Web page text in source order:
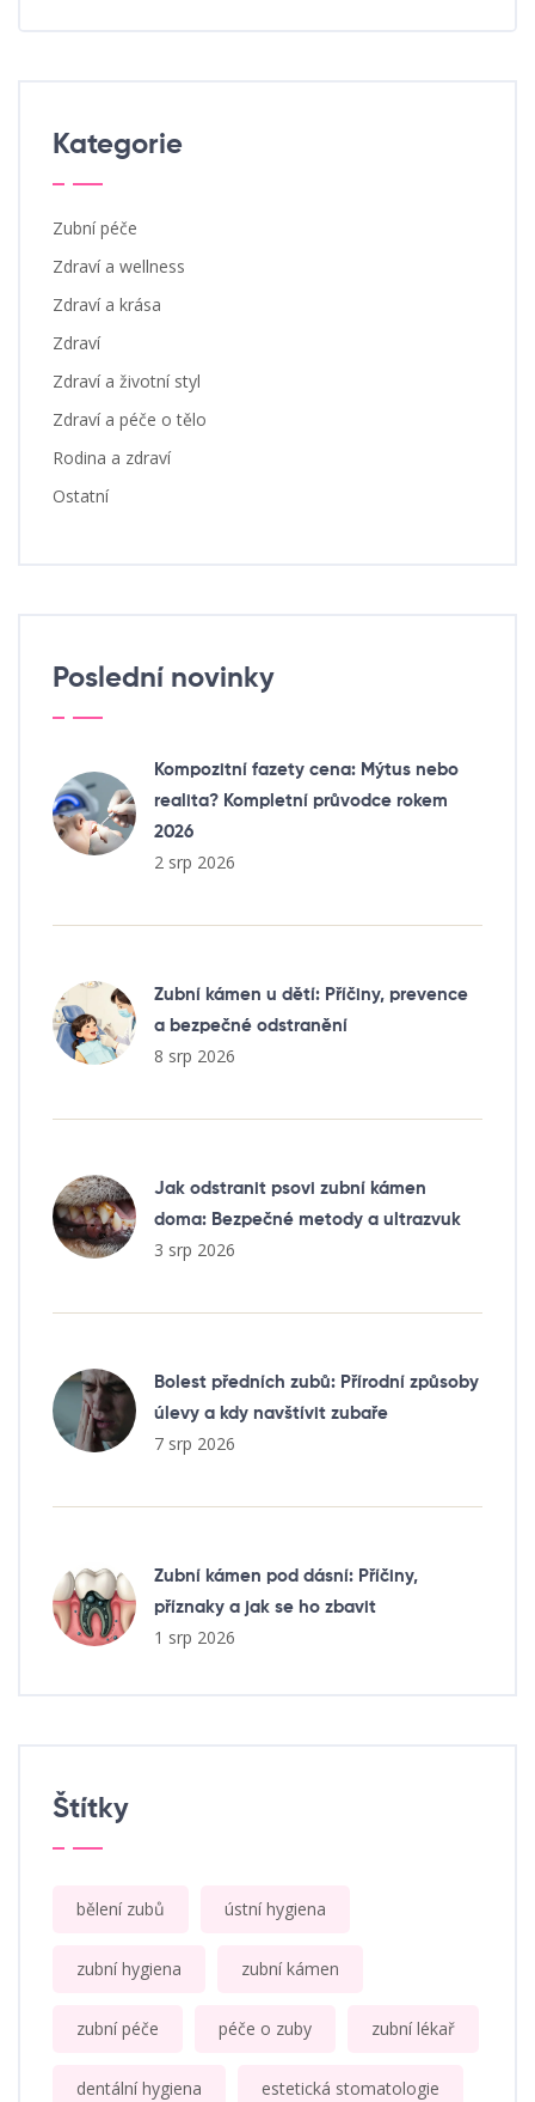
Kategorie
Zubní péče
Zdraví a wellness
Zdraví a krása
Zdraví
Zdraví a životní styl
Zdraví a péče o tělo
Rodina a zdraví
Ostatní
Poslední novinky
Kompozitní fazety cena: Mýtus nebo
realita? Kompletní průvodce rokem
2026
2 srp 2026
Zubní kámen u dětí: Příčiny, prevence
a bezpečné odstranění
8 srp 2026
Jak odstranit psovi zubní kámen
doma: Bezpečné metody a ultrazvuk
3 srp 2026
Bolest předních zubů: Přírodní způsoby
úlevy a kdy navštívit zubaře
7 srp 2026
Zubní kámen pod dásní: Příčiny,
příznaky a jak se ho zbavit
1 srp 2026
Štítky
bělení zubů ústní hygiena
zubní hygiena zubní kámen
zubní péče péče o zuby zubní lékař
dentální hygiena estetická stomatologie